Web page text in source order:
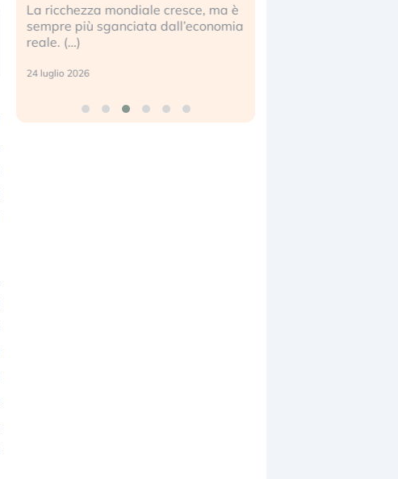
La ricchezza mondiale cresce, ma è
sempre più sganciata dall’economia
reale. (…)
24 luglio 2026